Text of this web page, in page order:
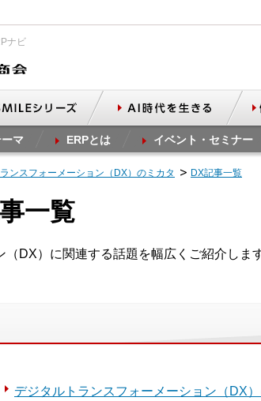
ナビ
マ ERPとは イベント・セミナー
ンスフォーメーション（DX）のミカタ DX記事一覧
一覧
DX）に関連する話題を幅広くご紹介します
デジタルトランスフォーメーション（DX